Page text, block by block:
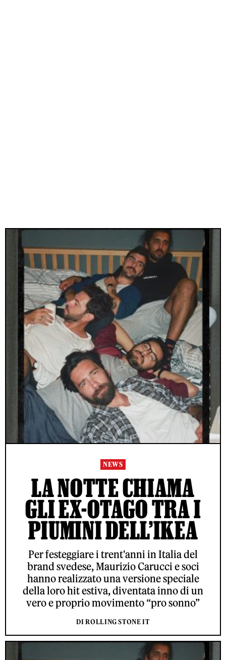
NEWS
LA NOTTE CHIAMA
GLI EX-OTAGO TRA I
PIUMINI DELL’IKEA
Per festeggiare i trent'anni in Italia del
brand svedese, Maurizio Carucci e soci
hanno realizzato una versione speciale
della loro hit estiva, diventata inno di un
vero e proprio movimento “pro sonno”
DI ROLLING STONE IT